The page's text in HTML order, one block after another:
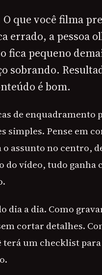
que você filma
errado, a pessoa
fica pequeno
sobrando.
é bom.
de enquadramento
simples. Pense em
assunto no centro,
vídeo, tudo ganha
dia a dia. Como
cortar detalhes.
um checklist